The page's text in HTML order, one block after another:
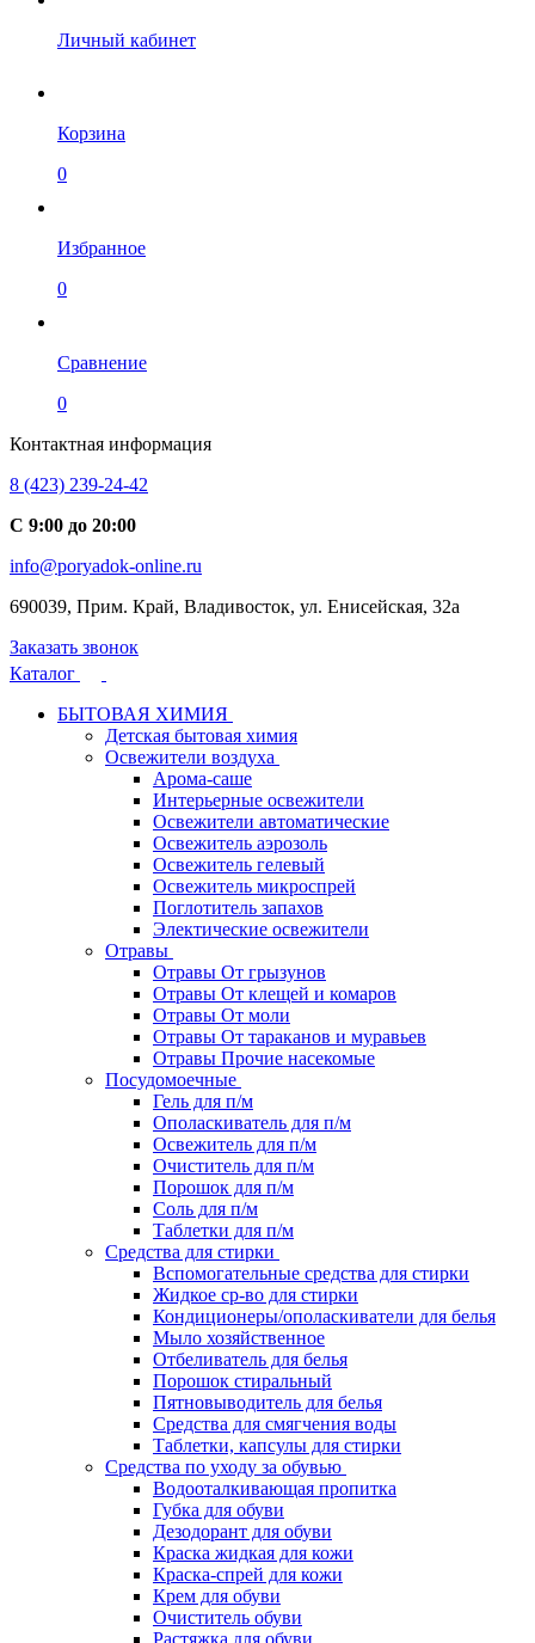
Личный кабинет
Корзина
0
Избранное
0
Сравнение
0
Контактная информация
8 (423) 239-24-42
С 9:00 до 20:00
info@poryadok-online.ru
690039, Прим. Край, Владивосток, ул. Енисейская, 32а
Заказать звонок
Каталог
БЫТОВАЯ ХИМИЯ
Детская бытовая химия
Освежители воздуха
Арома-саше
Интерьерные освежители
Освежители автоматические
Освежитель аэрозоль
Освежитель гелевый
Освежитель микроспрей
Поглотитель запахов
Электические освежители
Отравы
Отравы От грызунов
Отравы От клещей и комаров
Отравы От моли
Отравы От тараканов и муравьев
Отравы Прочие насекомые
Посудомоечные
Гель для п/м
Ополаскиватель для п/м
Освежитель для п/м
Очиститель для п/м
Порошок для п/м
Соль для п/м
Таблетки для п/м
Средства для стирки
Вспомогательные средства для стирки
Жидкое ср-во для стирки
Кондиционеры/ополаскиватели для белья
Мыло хозяйственное
Отбеливатель для белья
Порошок стиральный
Пятновыводитель для белья
Средства для смягчения воды
Таблетки, капсулы для стирки
Средства по уходу за обувью
Водооталкивающая пропитка
Губка для обуви
Дезодорант для обуви
Краска жидкая для кожи
Краска-спрей для кожи
Крем для обуви
Очиститель обуви
Растяжка для обуви